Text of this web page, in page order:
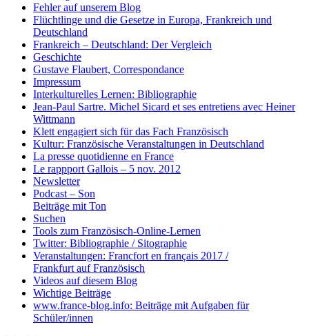
Fehler auf unserem Blog
Flüchtlinge und die Gesetze in Europa, Frankreich und
Deutschland
Frankreich – Deutschland: Der Vergleich
Geschichte
Gustave Flaubert, Correspondance
Impressum
Interkulturelles Lernen: Bibliographie
Jean-Paul Sartre. Michel Sicard et ses entretiens avec Heiner
Wittmann
Klett engagiert sich für das Fach Französisch
Kultur: Französische Veranstaltungen in Deutschland
La presse quotidienne en France
Le rappport Gallois – 5 nov. 2012
Newsletter
Podcast – Son
Beiträge mit Ton
Suchen
Tools zum Französisch-Online-Lernen
Twitter: Bibliographie / Sitographie
Veranstaltungen: Francfort en français 2017 /
Frankfurt auf Französisch
Videos auf diesem Blog
Wichtige Beiträge
www.france-blog.info: Beiträge mit Aufgaben für
Schüler/innen